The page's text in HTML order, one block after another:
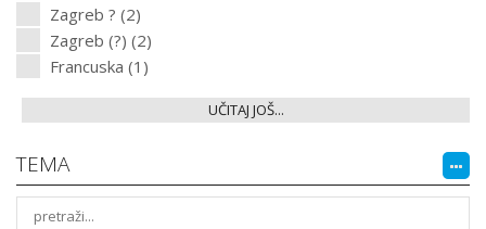
Zagreb ? (2)
Zagreb (?) (2)
Francuska (1)
UČITAJ JOŠ...
TEMA